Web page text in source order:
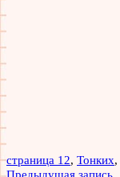
страница 12, Тонких,